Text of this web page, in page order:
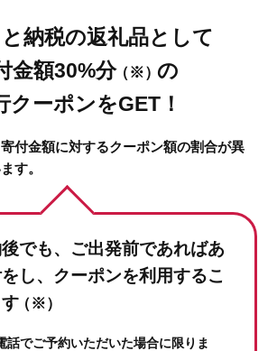
納税の返礼品として
金額30%分（※）の
クーポンをGET！
付金額に対するクーポン額の割合が異
す。
でも、ご出発前であればあ
し、クーポンを利用するこ
（※）
でご予約いただいた場合に限りま